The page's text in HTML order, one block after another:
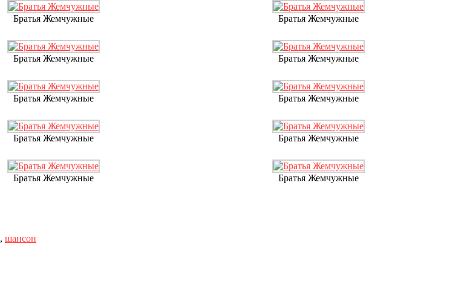
Братья Жемчужные Братья Жемчужные
Братья Жемчужные Братья Жемчужные
Братья Жемчужные Братья Жемчужные
Братья Жемчужные Братья Жемчужные
Братья Жемчужные Братья Жемчужные
, шансон